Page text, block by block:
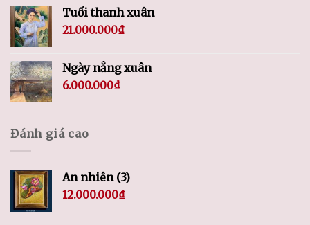
Tuổi thanh xuân
21.000.000₫
Ngày nắng xuân
6.000.000₫
Đánh giá cao
An nhiên (3)
12.000.000₫